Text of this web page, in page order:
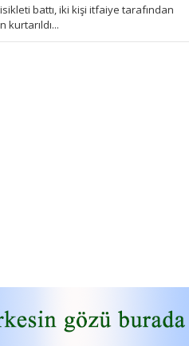
battı, iki kişi itfaiye tarafından
kurtarıldı...